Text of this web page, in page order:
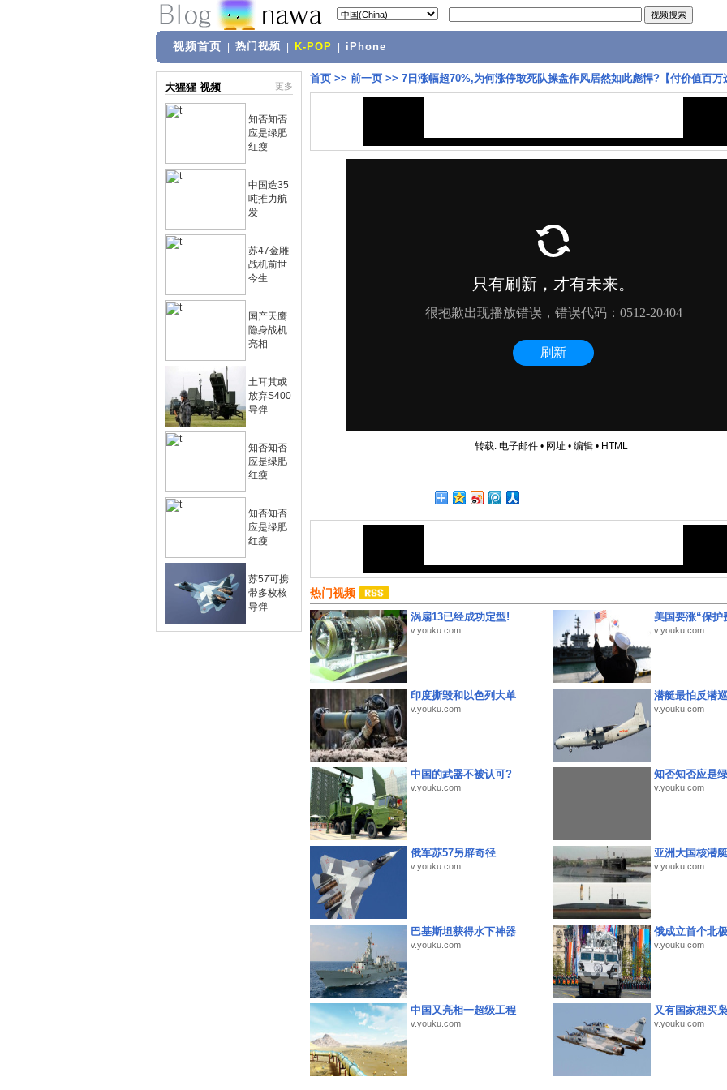
视频首页 热门视频 K-POP iPhone
大猩猩 视频 更多
知否知否
应是绿肥
红瘦
中国造35
吨推力航
发
苏47金雕
战机前世
今生
国产天鹰
隐身战机
亮相
土耳其或
放弃S400
导弹
知否知否
应是绿肥
红瘦
知否知否
应是绿肥
红瘦
苏57可携
带多枚核
导弹
首页 >> 前一页 >> 7日涨幅超70%,为何涨停敢死队操盘作风居然如此彪悍?【付价值百万
转载: 电子邮件• 网址 • 编辑• HTML
热门视频
涡扇13已经成功定型!
v.youku.com
美国要涨“保护
v.youku.com
印度撕毁和以色列大单
v.youku.com
潜艇最怕反潜
v.youku.com
中国的武器不被认可?
v.youku.com
知否知否应是
v.youku.com
俄军苏57另辟奇径
v.youku.com
亚洲大国核潜
v.youku.com
巴基斯坦获得水下神器
v.youku.com
俄成立首个北
v.youku.com
中国又亮相一超级工程
v.youku.com
又有国家想买
v.youku.com